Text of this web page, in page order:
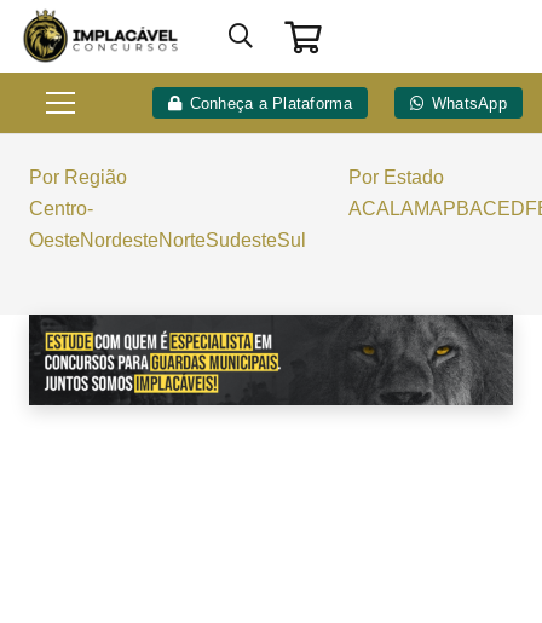
Conheça a Plataforma WhatsApp
Por Região
Centro-
OesteNordesteNorteSudesteSul
Por Estado
ACALAMAPBACEDF